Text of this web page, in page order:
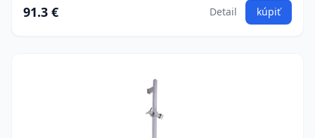
91.3 € Detail kúpiť